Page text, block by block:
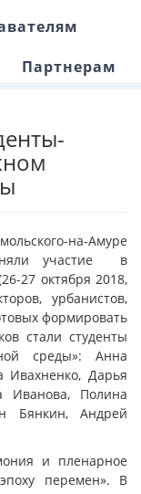
Партнерам
на-Амуре
участие в
27 октября 2018,
урбанистов,
формировать
стали студенты
среды»: Анна
Ивахненко, Дарья
Иванова, Полина
Бянкин, Андрей
и пленарное
перемен». В